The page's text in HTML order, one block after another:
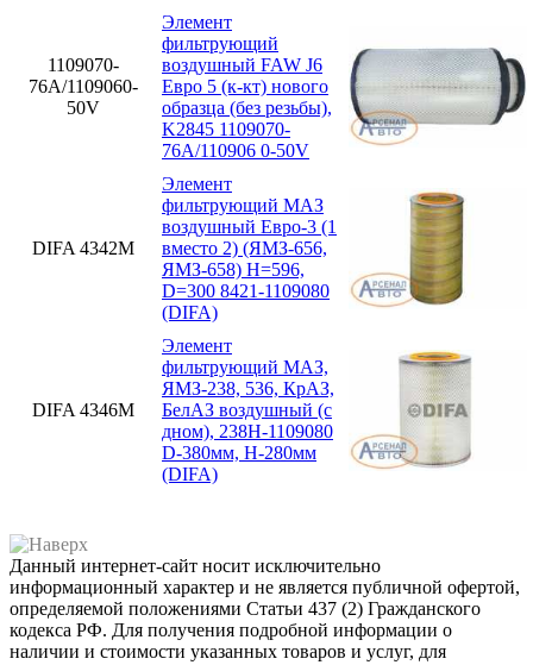
1109070-
76А/1109060-
50V
Элемент
фильтрующий
воздушный FAW J6
Евро 5 (к-кт) нового
образца (без резьбы),
K2845 1109070-
76А/110906 0-50V
DIFA 4342М
Элемент
фильтрующий МАЗ
воздушный Евро-3 (1
вместо 2) (ЯМЗ-656,
ЯМЗ-658) H=596,
D=300 8421-1109080
(DIFA)
DIFA 4346М
Элемент
фильтрующий МАЗ,
ЯМЗ-238, 536, КрАЗ,
БелАЗ воздушный (с
дном), 238Н-1109080
D-380мм, H-280мм
(DIFA)
Данный интернет-сайт носит исключительно
информационный характер и не является публичной офертой,
определяемой положениями Статьи 437 (2) Гражданского
кодекса РФ. Для получения подробной информации о
наличии и стоимости указанных товаров и услуг, для